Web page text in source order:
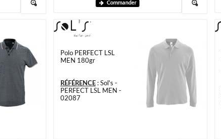
Commander
Polo PERFECT LSL
MEN 180gr
RÉFÉRENCE: Sol's -
PERFECT LSL MEN -
02087